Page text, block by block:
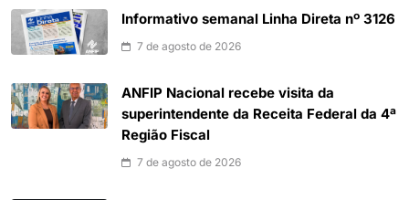
Informativo semanal Linha Direta nº 3126
7 de agosto de 2026
ANFIP Nacional recebe visita da
superintendente da Receita Federal da 4ª
Região Fiscal
7 de agosto de 2026